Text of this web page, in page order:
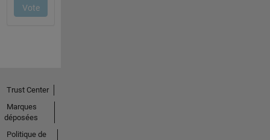
Trust Center
Marques
déposées
Politique de